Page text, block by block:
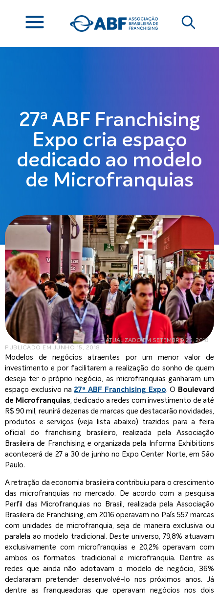
27ª ABF Franchising
Expo cria espaço
dedicado ao modelo
de Microfranquias
PUBLICADO EM JUNHO 15, 2018
– ATUALIZADO EM SETEMBRO 25, 2018
Modelos de negócios atraentes por um menor valor de
investimento e por facilitarem a realização do sonho de quem
deseja ter o próprio negócio, as microfranquias ganharam um
espaço exclusivo na 27ª ABF Franchising Expo. O Boulevard
de Microfranquias , dedicado a redes com investimento de até
R$ 90 mil, reunirá dezenas de marcas que destacarão novidades,
produtos e serviços (veja lista abaixo) trazidos para a feira
oficial do franchising brasileiro, realizada pela Associação
Brasileira de Franchising e organizada pela Informa Exhibitions
acontecerá de 27 a 30 de junho no Expo Center Norte, em São
Paulo.
A retração da economia brasileira contribuiu para o crescimento
das microfranquias no mercado. De acordo com a pesquisa
Perfil das Microfranquias no Brasil, realizada pela Associação
Brasileira de Franchising, em 2016 operavam no País 557 marcas
com unidades de microfranquia, seja de maneira exclusiva ou
paralela ao modelo tradicional. Deste universo, 79,8% atuavam
exclusivamente com microfranquias e 20,2% operavam com
ambos os formatos: tradicional e microfranquia. Dentre as
redes que ainda não adotavam o modelo de negócio, 36%
declararam pretender desenvolvê-lo nos próximos anos. Já
dentre as franqueadoras que operavam negócios nos dois